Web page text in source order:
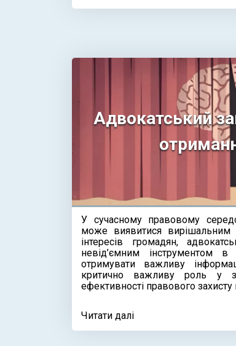
Адвокатський
У сучасному правовому
може виявитися вирішальним
інтересів громадян,
невід’ємним інструментом
отримувати важливу
критично важливу роль у
ефективності правового захисту
Читати далі